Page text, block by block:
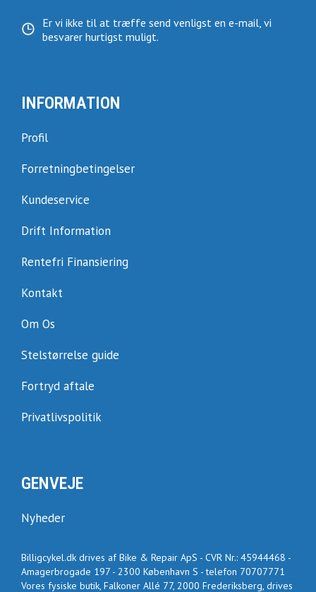
Er vi ikke til at træffe send venligst en e-mail, vi
besvarer hurtigst muligt.
INFORMATION
Profil
Forretningbetingelser
Kundeservice
Drift Information
Rentefri Finansiering
Kontakt
Om Os
Stelstørrelse guide
Fortryd aftale
Privatlivspolitik
GENVEJE
Nyheder
Billigcykel.dk drives af Bike & Repair ApS - CVR Nr.: 45944468 -
Amagerbrogade 197 - 2300 København S - telefon 70707771
Vores fysiske butik, Falkoner Allé 77, 2000 Frederiksberg, drives